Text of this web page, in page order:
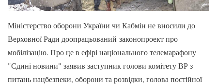
Міністерство оборони України чи Кабмін не вносили до
Верховної Ради доопрацьований законопроект про
мобілізацію. Про це в ефірі національного телемарафону
"Єдині новини" заявив заступник голови комітету ВР з
питань нацбезпеки, оборони та розвідки, голова постійної